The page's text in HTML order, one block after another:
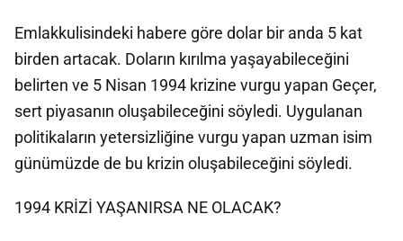
Emlakkulisindeki habere göre dolar bir anda 5 kat
birden artacak. Doların kırılma yaşayabileceğini
belirten ve 5 Nisan 1994 krizine vurgu yapan Geçer,
sert piyasanın oluşabileceğini söyledi. Uygulanan
politikaların yetersizliğine vurgu yapan uzman isim
günümüzde de bu krizin oluşabileceğini söyledi.
1994 KRİZİ YAŞANIRSA NE OLACAK?